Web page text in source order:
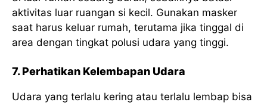
aktivitas luar ruangan si kecil. Gunakan masker
saat harus keluar rumah, terutama jika tinggal di
area dengan tingkat polusi udara yang tinggi.
7. Perhatikan Kelembapan Udara
Udara yang terlalu kering atau terlalu lembap bisa